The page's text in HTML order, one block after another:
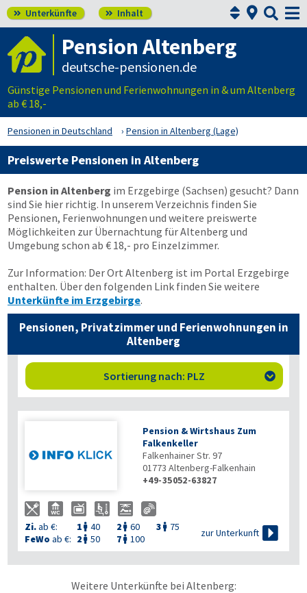
 Unterkünfte  Inhalt  

Pension Altenberg
deutsche-pensionen.de
Günstige Pensionen und Ferienwohnungen in & um Altenberg
ab € 18,-
Pensionen in Deutschland Pension in Altenberg (Lage)
Preiswerte Pensionen in Altenberg
Pension in Altenberg im Erzgebirge (Sachsen) gesucht? Dann
sind Sie hier richtig. In unserem Verzeichnis finden Sie
Pensionen, Ferienwohnungen und weitere preiswerte
Möglichkeiten zur Übernachtung für Altenberg und
Umgebung schon ab € 18,- pro Einzelzimmer.
Zur Information: Der Ort Altenberg ist im Portal Erzgebirge
enthalten. Über den folgenden Link finden Sie weitere
Unterkünfte im Erzgebirge.
Pensionen, Privatzimmer und Ferienwohnungen in
Altenberg
Sortierung nach: PLZ 
Pension & Wirtshaus Zum
Falkenkeller
Falkenhainer Str. 97
01773 Altenberg-Falkenhain
+49-35052-63827
Zi.ab €: 1  40 2  60 3  75
FeWo ab €: 2  50 7  100
zur Unterkunft 
Weitere Unterkünfte bei Altenberg: